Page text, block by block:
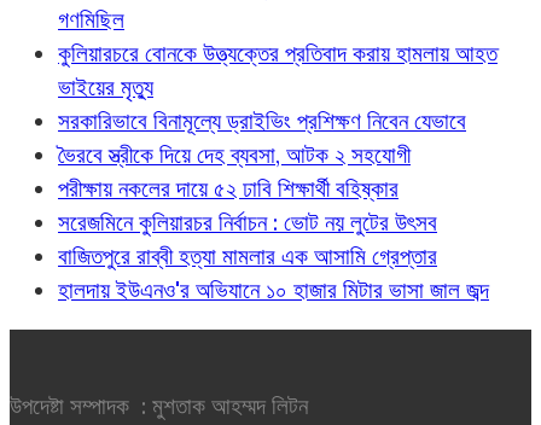
গণমিছিল
কুলিয়ারচরে বোনকে উত্ত্যক্তের প্রতিবাদ করায় হামলায় আহত
ভাইয়ের মৃত্যু
সরকারিভাবে বিনামূল্যে ড্রাইভিং প্রশিক্ষণ নিবেন যেভাবে
ভৈরবে স্ত্রীকে দিয়ে দেহ ব্যবসা, আটক ২ সহযোগী
পরীক্ষায় নকলের দায়ে ৫২ ঢাবি শিক্ষার্থী বহিষ্কার
সরেজমিনে কুলিয়ারচর নির্বাচন : ভোট নয় লুটের উৎসব
বাজিতপুরে রাব্বী হত্যা মামলার এক আসামি গ্রেপ্তার
হালদায় ইউএনও'র অভিযানে ১০ হাজার মিটার ভাসা জাল জব্দ
উপদেষ্টা সম্পাদক : মুশতাক আহম্মদ লিটন